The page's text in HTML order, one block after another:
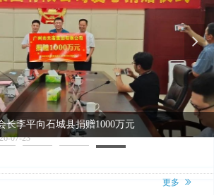
举办
虔心》第7期
07-23
市情简报（2026年6月）
07-23
更多 ꅀ
长李平向石城县捐赠1000万元
넲